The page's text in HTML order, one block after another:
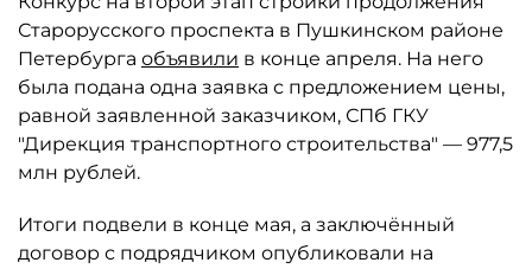
Старорусского проспекта в Пушкинском районе
Петербурга объявили в конце апреля. На него
была подана одна заявка с предложением цены,
равной заявленной заказчиком, СПб ГКУ
"Дирекция транспортного строительства" — 977,5
млн рублей.
Итоги подвели в конце мая, а заключённый
договор с подрядчиком опубликовали на